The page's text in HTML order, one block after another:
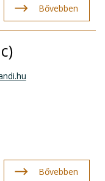
Bővebben
Bővebben